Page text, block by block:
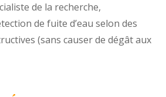
de la recherche,
de fuite d’eau selon des
(sans causer de dégât aux